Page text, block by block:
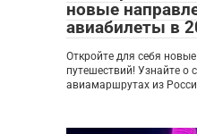
новые
авиабилеты в
Откройте для себя
путешествий! Узнайте о
авиамаршрутах из